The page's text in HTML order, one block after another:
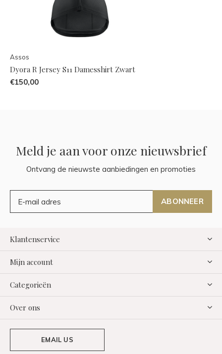
Assos
Dyora R Jersey S11 Damesshirt Zwart
€150,00
Meld je aan voor onze nieuwsbrief
Ontvang de nieuwste aanbiedingen en promoties
ABONNEER
Klantenservice
Mijn account
Categorieën
Over ons
EMAIL US